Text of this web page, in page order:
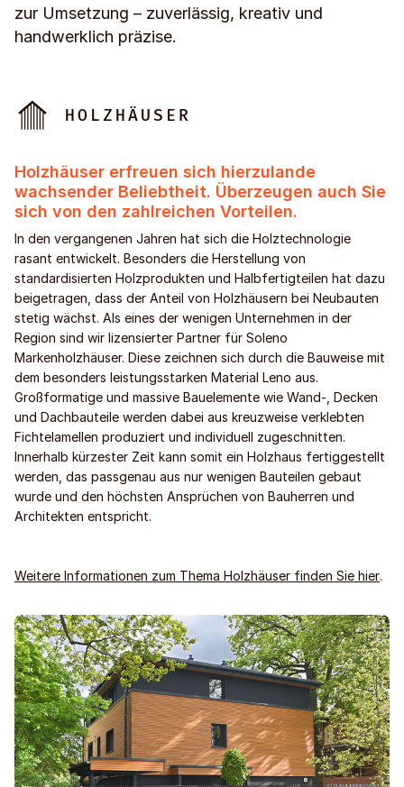
zur Umsetzung – zuverlässig, kreativ und
handwerklich präzise.
HOLZHÄUSER
Holzhäuser erfreuen sich hierzulande
wachsender Beliebtheit. Überzeugen auch Sie
sich von den zahlreichen Vorteilen.
In den vergangenen Jahren hat sich die Holztechnologie
rasant entwickelt. Besonders die Herstellung von
standardisierten Holzprodukten und Halbfertigteilen hat dazu
beigetragen, dass der Anteil von Holzhäusern bei Neubauten
stetig wächst. Als eines der wenigen Unternehmen in der
Region sind wir lizensierter Partner für Soleno
Markenholzhäuser. Diese zeichnen sich durch die Bauweise mit
dem besonders leistungsstarken Material Leno aus.
Großformatige und massive Bauelemente wie Wand-, Decken
und Dachbauteile werden dabei aus kreuzweise verklebten
Fichtelamellen produziert und individuell zugeschnitten.
Innerhalb kürzester Zeit kann somit ein Holzhaus fertiggestellt
werden, das passgenau aus nur wenigen Bauteilen gebaut
wurde und den höchsten Ansprüchen von Bauherren und
Architekten entspricht.
Weitere Informationen zum Thema Holzhäuser finden Sie hier.